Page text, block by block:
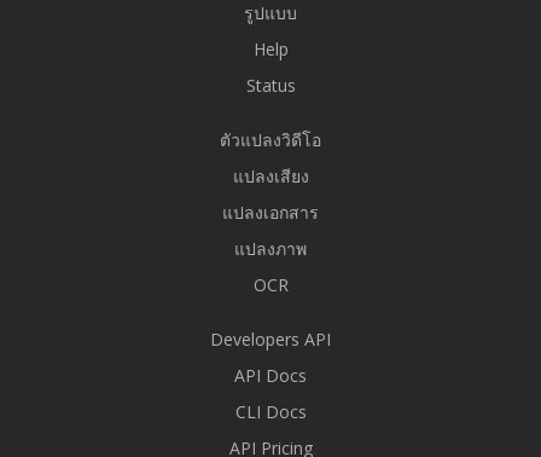
รูปแบบ
Help
Status
ตัวแปลงวิดีโอ
แปลงเสียง
แปลงเอกสาร
แปลงภาพ
OCR
Developers API
API Docs
CLI Docs
API Pricing